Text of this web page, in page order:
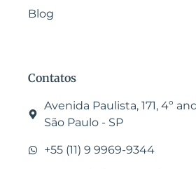
Blog
Contatos
Avenida Paulista, 171, 4º
São Paulo - SP
+55 (11) 9 9969-9344